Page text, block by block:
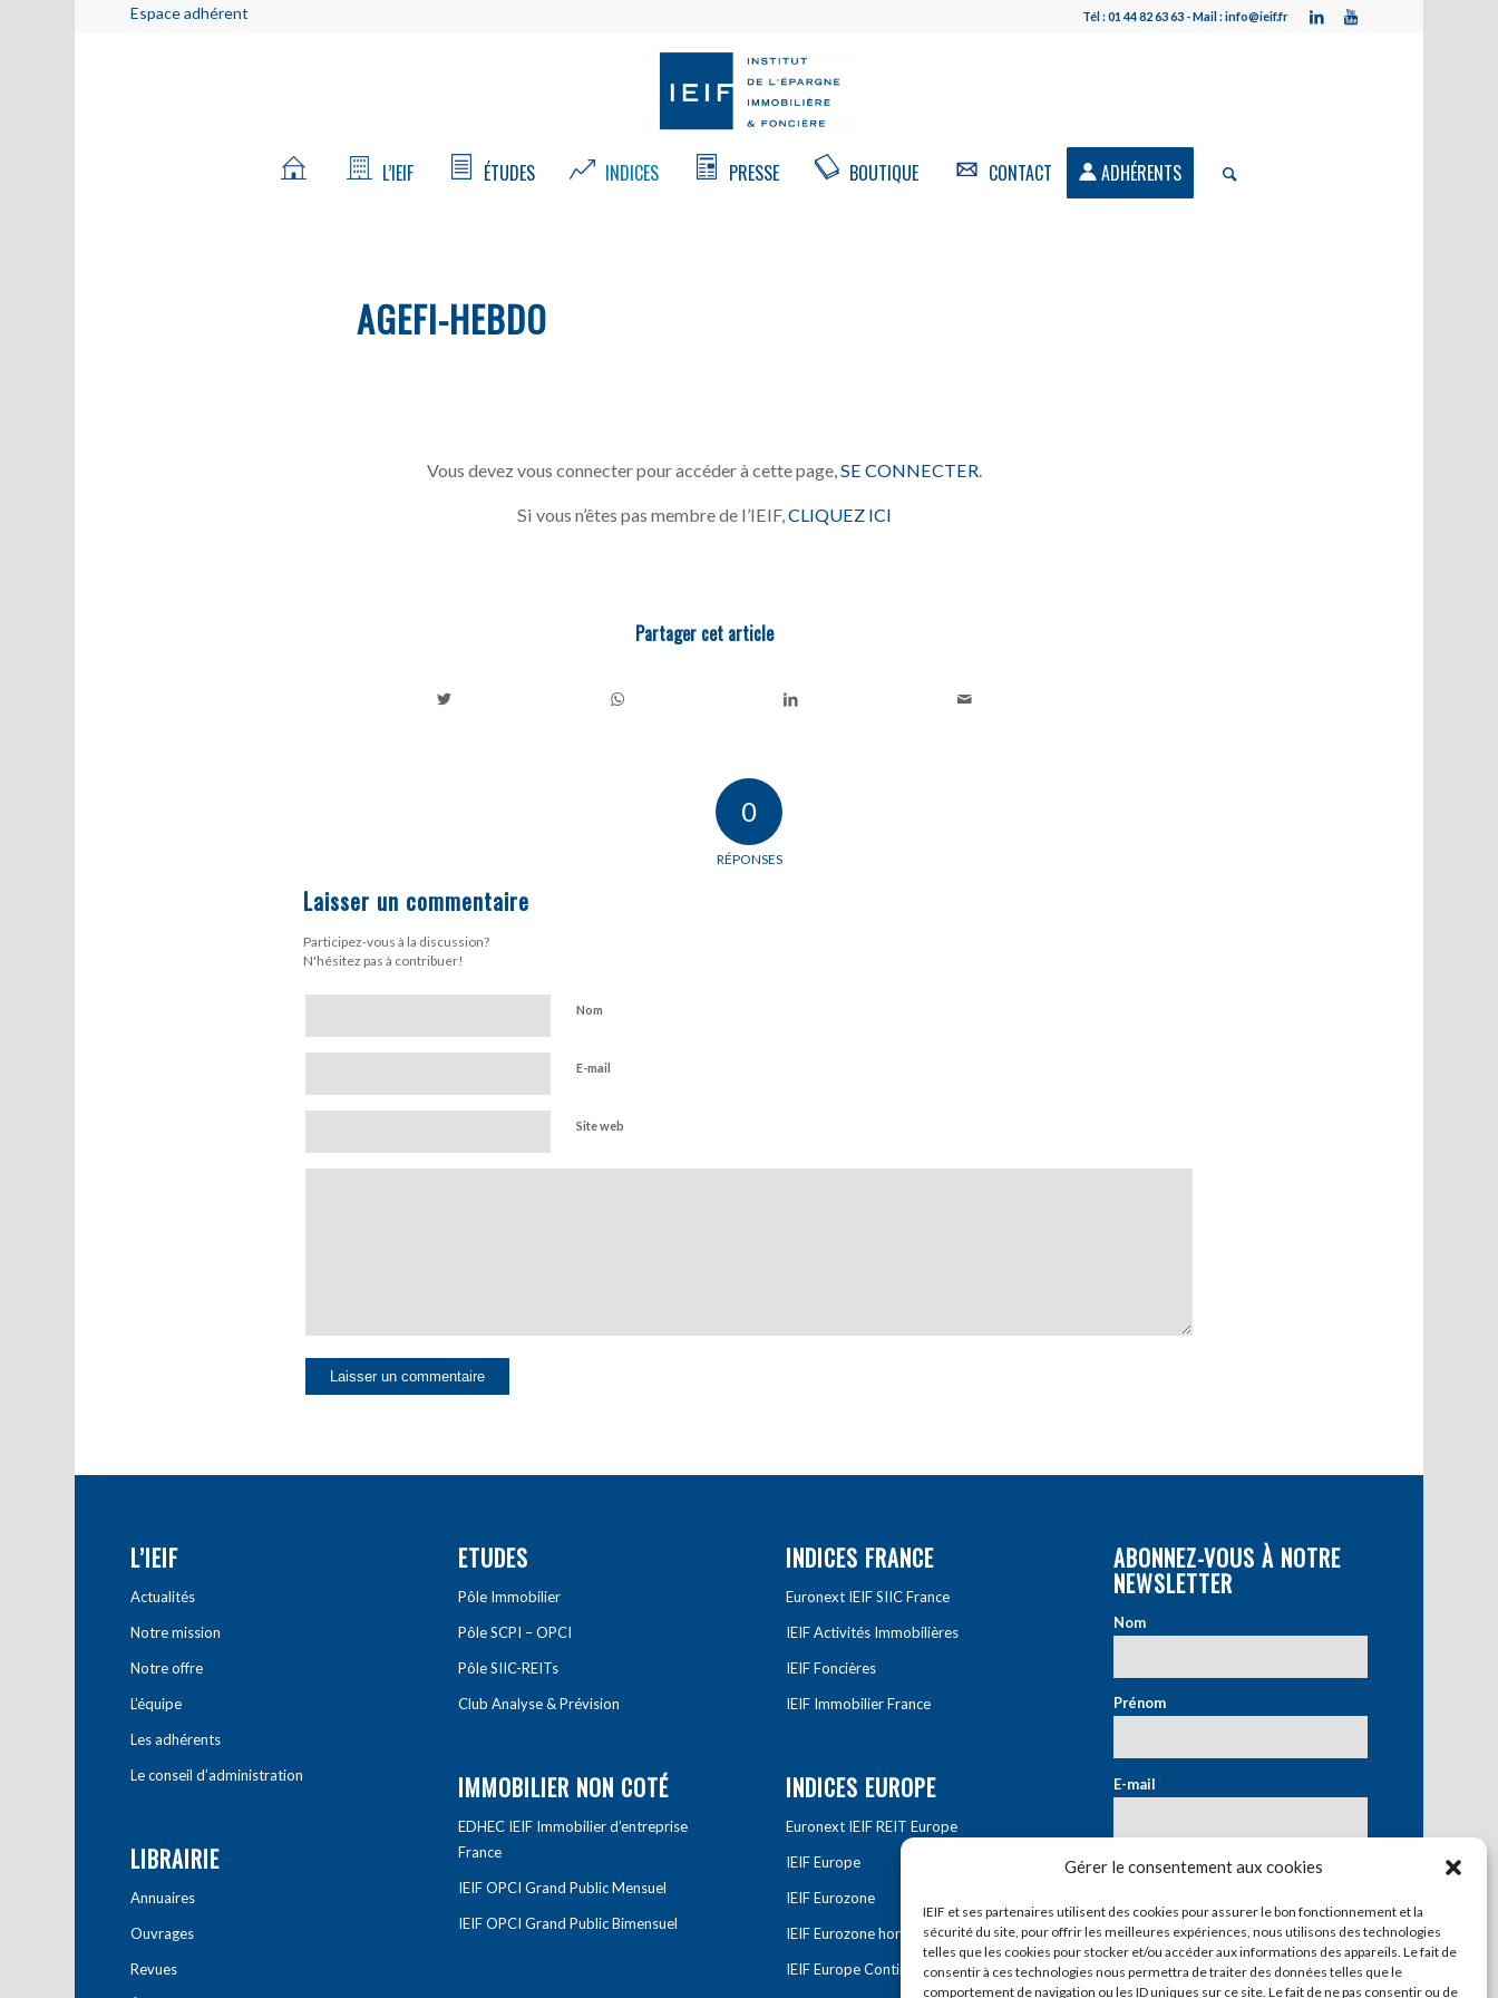
Gérer le consentement aux cookies
IEIF et ses partenaires utilisent des cookies pour assurer le bon fonctionnement et la
sécurité du site, pour offrir les meilleures expériences, nous utilisons des technologies
telles que les cookies pour stocker et/ou accéder aux informations des appareils. Le fait de
consentir à ces technologies nous permettra de traiter des données telles que le
comportement de navigation ou les ID uniques sur ce site. Le fait de ne pas consentir ou de
Espace adhérent Tél : 01 44 82 63 63 - Mail : info@ieif.fr
L’IEIF ÉTUDES INDICES PRESSE BOUTIQUE CONTACT ADHÉRENTS
AGEFI-HEBDO
Vous devez vous connecter pour accéder à cette page, SE CONNECTER
Si vous n’êtes pas membre de l’IEIF,CLIQUEZ ICI
Partager cet article
0
RÉPONSES
Laisser un commentaire
Participez-vous à la discussion?
N'hésitez pas à contribuer!
Nom
E-mail
Site web
L’IEIF
Actualités
Notre mission
Notre offre
L’équipe
Les adhérents
Le conseil d’administration
LIBRAIRIE
Annuaires
Ouvrages
Revues
ETUDES
Pôle Immobilier
Pôle SCPI – OPCI
Pôle SIIC-REITs
Club Analyse & Prévision
IMMOBILIER NON COTÉ
EDHEC IEIF Immobilier d’entreprise
France
IEIF OPCI Grand Public Mensuel
IEIF OPCI Grand Public Bimensuel
INDICES FRANCE
Euronext IEIF SIIC France
IEIF Activités Immobilières
IEIF Foncières
IEIF Immobilier France
INDICES EUROPE
Euronext IEIF REIT Europe
IEIF Europe
IEIF Eurozone
IEIF Eurozone hors France
IEIF Europe Continentale
ABONNEZ-VOUS À NOTRE
NEWSLETTER
Nom*
Prénom*
E-mail*